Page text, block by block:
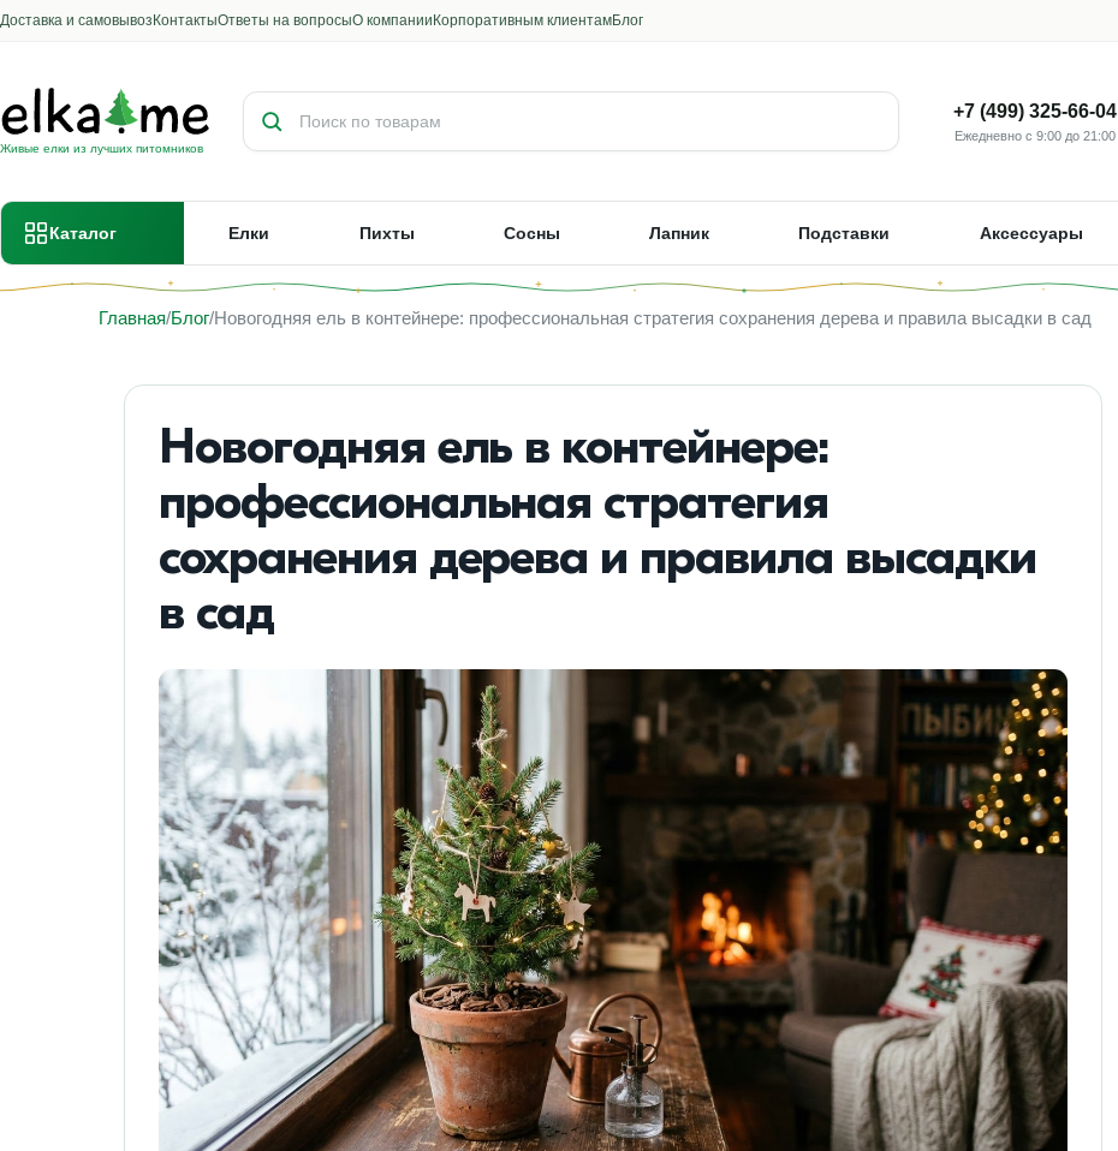
Доставка и самовывозКонтактыОтветы на вопросыО компанииКорпоративным клиентамБлог
Живые елки из лучших питомников
Поиск товаров и категорий +7 (499) 325-66-04
Ежедневно с 9:00 до 21:00
Каталог Елки Пихты Сосны Лапник Подставки Аксессуары
Главная Блог Новогодняя ель в контейнере: профессиональная стратегия сохранения дерева и правила высадки в сад
Новогодняя ель в контейнере:
профессиональная стратегия
сохранения дерева и правила высадки
в сад